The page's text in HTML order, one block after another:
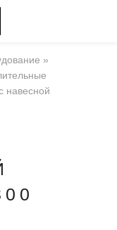
»
навесной